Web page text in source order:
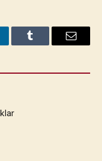
Tumblr Email